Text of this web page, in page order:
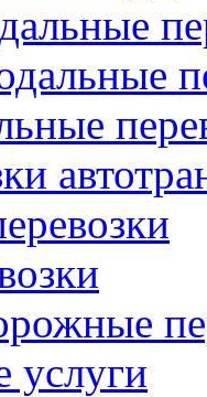
услуги